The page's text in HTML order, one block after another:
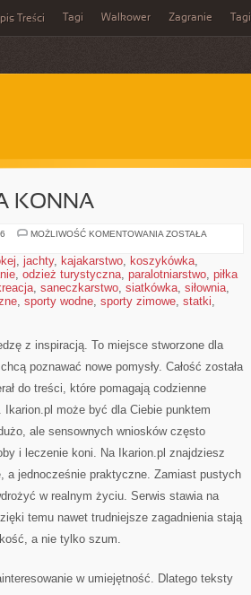
Treści Tagi Walkower Zagranie Tagi
KONNA
MOŻLIWOŚĆ KOMENTOWANIA REKREACJA
KONNA
ZOSTAŁA
, jachty, kajakarstwo, koszykówka,
, odzież turystyczna, paralotniarstwo, piłka
, saneczkarstwo, siatkówka, siłownia,
, sporty wodne, sporty zimowe, statki,
z inspiracją. To miejsce stworzone dla
poznawać nowe pomysły. Całość została
do treści, które pomagają codzienne
może być dla Ciebie punktem
ale sensownych wniosków często
i leczenie koni. Na Ikarion.pl znajdziesz
a jednocześnie praktyczne. Zamiast pustych
w realnym życiu. Serwis stawia na
temu nawet trudniejsze zagadnienia stają
a nie tylko szum.
w umiejętność. Dlatego teksty